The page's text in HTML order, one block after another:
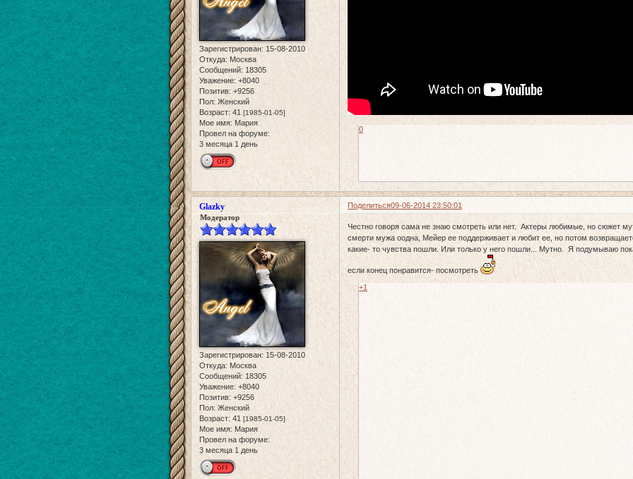
Зарегистрирован: 15-08-2010
Откуда: Москва
Сообщений: 18305
Уважение: +8040
Позитив: +9256
Пол: Женский
Возраст: 41 [1985-01-05]
Мое имя: Мария
Провел на форуме:
3 месяца 1 день
0
Поделиться09-06-2014 23:50:01
Glazky
Модератор
Зарегистрирован: 15-08-2010
Откуда: Москва
Сообщений: 18305
Уважение: +8040
Позитив: +9256
Пол: Женский
Возраст: 41 [1985-01-05]
Мое имя: Мария
Провел на форуме:
3 месяца 1 день
Честно говоря сама не знаю смотреть или нет. Актеры любимые, но сюжет
смерти мужа оодна, Мейер ее поддерживает и любит ее, но потом
какие- то чувства пошли. Или только у него пошли... Мутно. Я подумываю
если конец понравится- посмотреть
+1